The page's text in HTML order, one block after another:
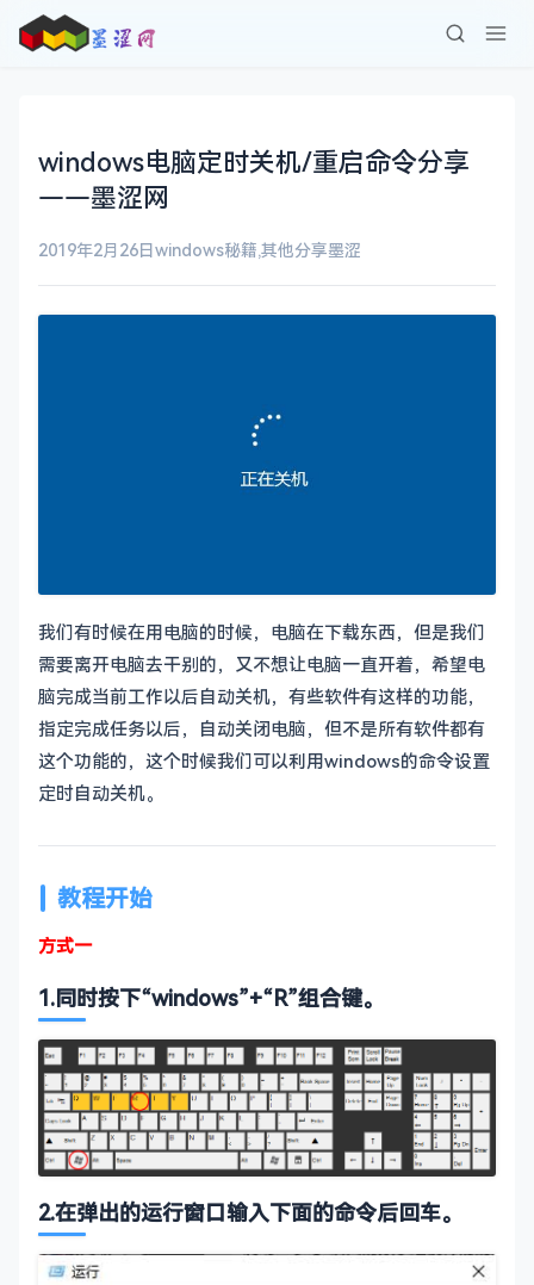
windows电脑定时关机/重启命令分享
——墨涩网
2019年2月26日windows秘籍,其他分享墨涩
我们有时候在用电脑的时候，电脑在下载东西，但是我们
需要离开电脑去干别的，又不想让电脑一直开着，希望电
脑完成当前工作以后自动关机，有些软件有这样的功能，
指定完成任务以后，自动关闭电脑，但不是所有软件都有
这个功能的，这个时候我们可以利用windows的命令设置
定时自动关机。
教程开始
方式一
1.同时按下“windows”+“R”组合键。
2.在弹出的运行窗口输入下面的命令后回车。